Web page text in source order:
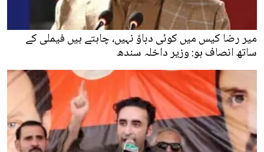
میر رضا کیس میں کوئی دباؤ نہیں، چاہتے ہیں فیملی کے
ساتھ انصاف ہو: وزیر داخلہ سندھ